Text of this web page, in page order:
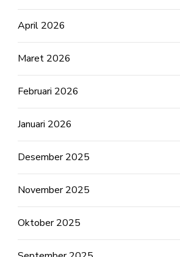
April 2026
Maret 2026
Februari 2026
Januari 2026
Desember 2025
November 2025
Oktober 2025